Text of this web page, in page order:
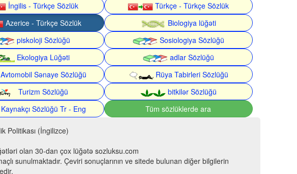
İngilis - Türkçe Sözlük
Türkçe - Türkçe Sözlük
Azerice - Türkçe Sözlük
Biologiya lüğəti
piskoloji Sözlüğü
Sosiologiya Sözlüğü
Ekologiya Lüğəti
adlar Sözlüğü
Avtomobil Sənaye Sözlüğü
Rüya Tabirleri Sözlüğü
Turizm Sözlüğü
bitkilər Sözlüğü
Kaynakçı Sözlüğü Tr - Eng Tüm sözlüklerde ara
Politikası (İngilizce)
olan 30-dan çox lüğətə sozluksu.com
sunulmaktadır. Çeviri sonuçlarının ve sitede bulunan diğer bilgilerin